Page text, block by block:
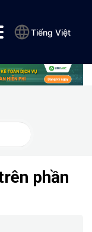
Tiếng Việt
phần